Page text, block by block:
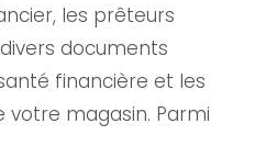
les prêteurs
documents
financière et les
magasin. Parmi